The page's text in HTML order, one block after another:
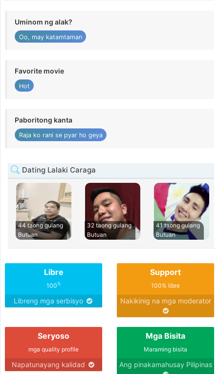
Uminom ng alak?
Oo, may katamtaman
Favorite movie
Hot
Paboritong kanta
Raja ko rani se pyar ho geya
Dating Lalaki Caraga
44 taong gulang
Butuan
32 taong gulang
Butuan
41 taong gulang
Butuan
Libre
100%
Libreng mga serbisyo
Support
100% libre
Nakikinig na mga moderator
Seryoso
mga quality profile
Napatunayang kalidad
Mga Bisita
Maraming bisita
Ang pinakamahusay Pilipinas